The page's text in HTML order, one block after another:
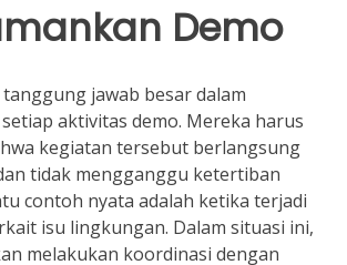
Demo
jawab besar dalam
aktivitas demo. Mereka harus
kegiatan tersebut berlangsung
tidak mengganggu ketertiban
contoh nyata adalah ketika terjadi
isu lingkungan. Dalam situasi ini,
melakukan koordinasi dengan